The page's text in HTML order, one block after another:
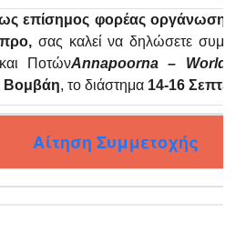
επίσημος φορέας οργάνωσης
σας καλεί να δηλώσετε
ΠοτώνAnnapoorna – World
Βομβάη, το διάστημα 14-16
Αίτηση Συμμετοχής